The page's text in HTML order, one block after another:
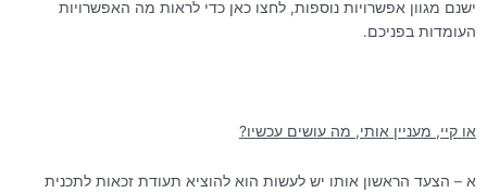
ישנם מגוון אפשרויות נוספות, לחצו כאן כדי לראות מה האפשרויות
העומדות בפניכם.
או קיי, מעניין אותי, מה עושים עכשיו?
א – הצעד הראשון אותו יש לעשות הוא להוציא תעודת זכאות לתכנית